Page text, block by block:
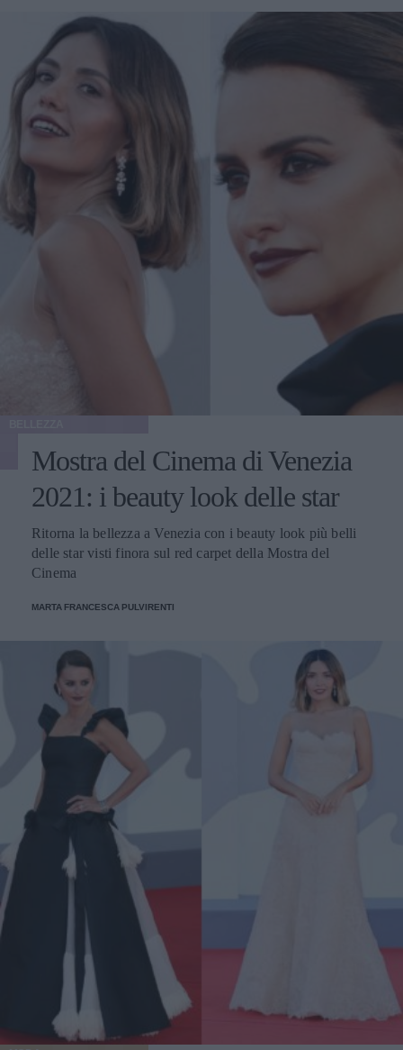
Mostra del Cinema di Venezia
2021: i beauty look delle star
Ritorna la bellezza a Venezia con i beauty look più belli
delle star visti finora sul red carpet della Mostra del
Cinema
MARTA FRANCESCA PULVIRENTI